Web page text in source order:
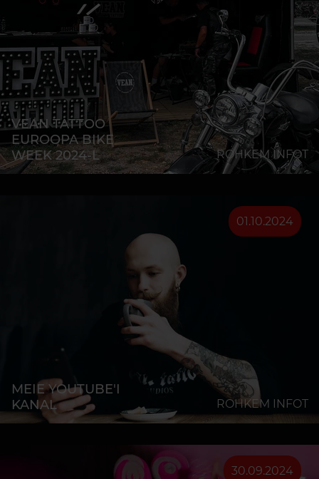
VEAN TATTOO
EUROOPA BIKE
WEEK 2024-L
ROHKEM INFOT
01.10.2024
MEIE YOUTUBE'I
KANAL
ROHKEM INFOT
30.09.2024